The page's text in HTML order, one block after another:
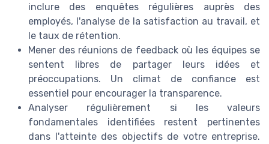
inclure des enquêtes régulières auprès des
employés, l'analyse de la satisfaction au travail, et
le taux de rétention.
Mener des réunions de feedback où les équipes se
sentent libres de partager leurs idées et
préoccupations. Un climat de confiance est
essentiel pour encourager la transparence.
Analyser régulièrement si les valeurs
fondamentales identifiées restent pertinentes
dans l'atteinte des objectifs de votre entreprise.